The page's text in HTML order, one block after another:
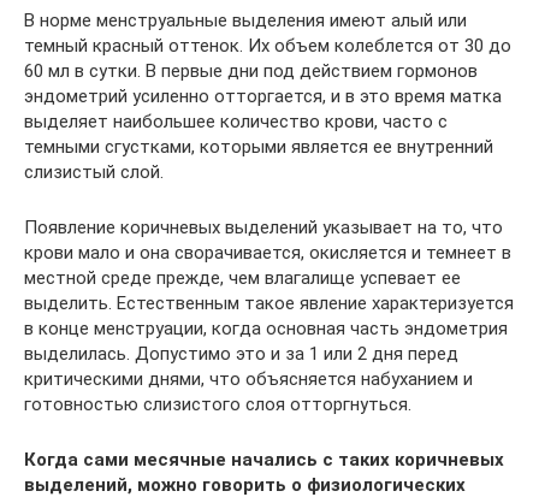
В норме менструальные выделения имеют алый или
темный красный оттенок. Их объем колеблется от 30 до
60 мл в сутки. В первые дни под действием гормонов
эндометрий усиленно отторгается, и в это время матка
выделяет наибольшее количество крови, часто с
темными сгустками, которыми является ее внутренний
слизистый слой.
Появление коричневых выделений указывает на то, что
крови мало и она сворачивается, окисляется и темнеет в
местной среде прежде, чем влагалище успевает ее
выделить. Естественным такое явление характеризуется
в конце менструации, когда основная часть эндометрия
выделилась. Допустимо это и за 1 или 2 дня перед
критическими днями, что объясняется набуханием и
готовностью слизистого слоя отторгнуться.
Когда сами месячные начались с таких коричневых
выделений, можно говорить о физиологических